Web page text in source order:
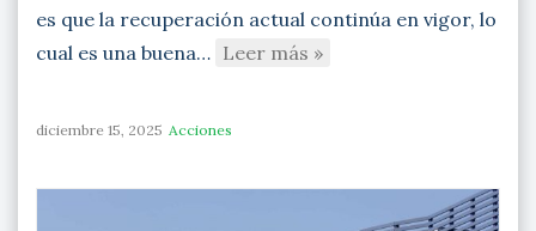
es que la recuperación actual continúa en vigor, lo
cual es una buena… Leer más »
diciembre 15, 2025 Acciones